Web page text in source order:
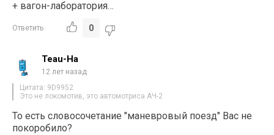
+ вагон-лаборатория…
Ответить 0
Teau-Ha
12 лет назад
Цитата: 9D9952
Это не локомотив, это автомотриса АЧ-2
То есть словосочетание "маневровый поезд" Вас не
покоробило?